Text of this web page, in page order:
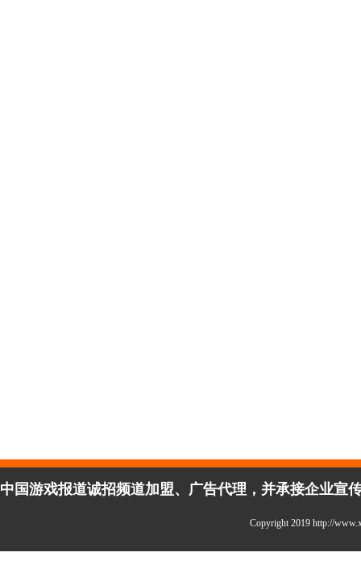
中国游戏报道诚招频道加盟、广告代理，并承接企业宣
Copyright 2019 http://